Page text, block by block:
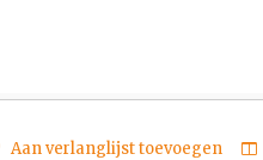
Aan verlanglijst toevoegen